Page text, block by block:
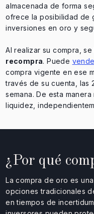
almacenada de forma
ofrece la posibilidad de
inversiones en oro y
Al realizar su compra,
recompra. Puede
compra vigente en ese
través de su cuenta, las
semana. De esta
liquidez,
¿Por qué
La compra de oro es
opciones tradicionales
en tiempos de